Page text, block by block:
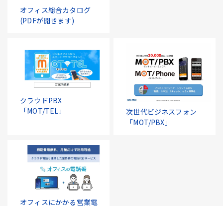
オフィス総合カタログ
(PDFが開きます)
クラウドPBX
「MOT/TEL」
次世代ビジネスフォン
「MOT/PBX」
オフィスにかかる営業電